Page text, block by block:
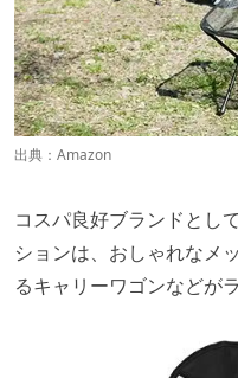
出典： Amazon
コスパ良好ブランドとし
ションは、おしゃれなメ
るキャリーワゴンなどが